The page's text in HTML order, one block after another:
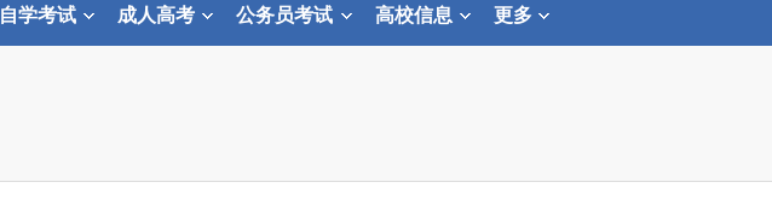
自学考试 成人高考 公务员考试 高校信息 更多